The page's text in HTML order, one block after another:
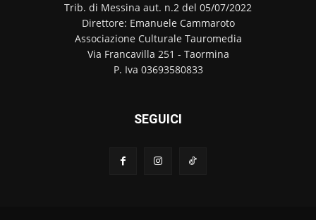
Trib. di Messina aut. n.2 del 05/07/2022
Direttore: Emanuele Cammaroto
Associazione Culturale Tauromedia
Via Francavilla 251 - Taormina
P. Iva 03693580833
SEGUICI